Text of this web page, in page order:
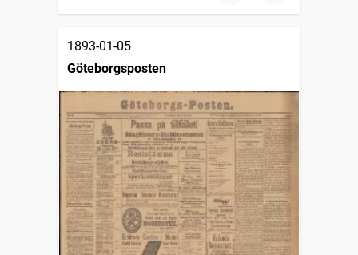
1893-01-05
Göteborgsposten